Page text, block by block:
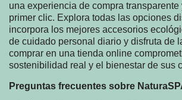
una experiencia de compra transparente
primer clic. Explora todas las opciones
incorpora los mejores accesorios
de cuidado personal diario y disfruta de
comprar en una tienda online
sostenibilidad real y el bienestar de sus
Preguntas frecuentes sobre